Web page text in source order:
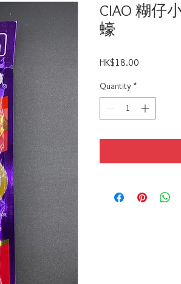
CIAO 糊仔
蠔
HK$18.00
Quantity *